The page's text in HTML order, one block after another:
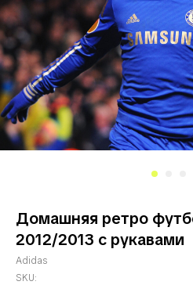
Домашняя ретро
2012/2013 с рукавами
Adidas
SKU: